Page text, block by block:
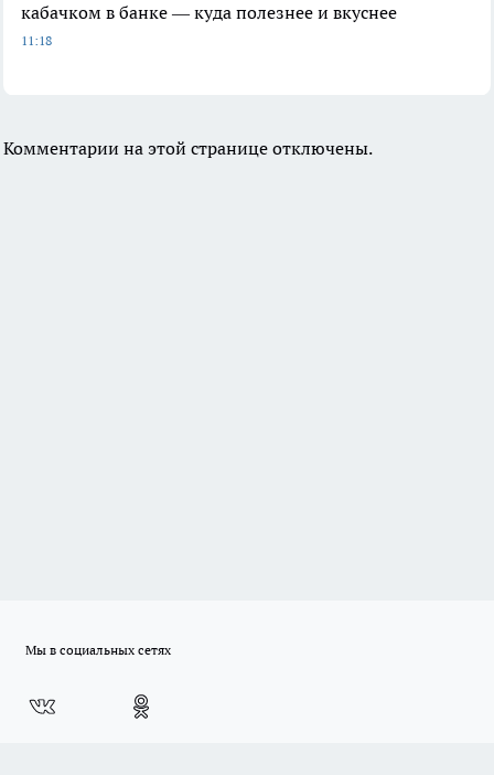
кабачком в банке — куда полезнее и вкуснее
11:18
Комментарии на этой странице отключены.
Мы в социальных сетях